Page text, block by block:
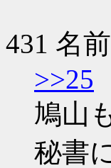
431 名前
>>25
鳩山
秘書